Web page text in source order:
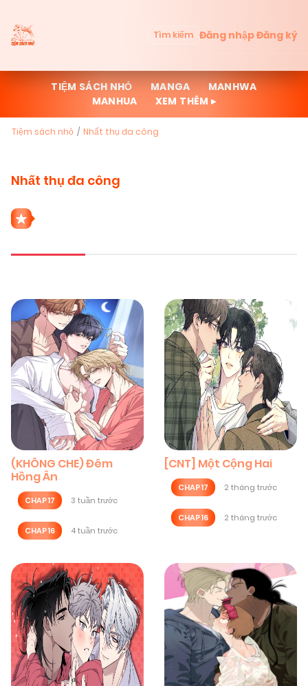
Tìm kiếm Đăng nhậpĐăng ký
TIỆM SÁCH NHỎ MANGA
MANHWA
MANHUA
XEM THÊM ▸
Tiệm sách nhỏ Nhất thụ đa công
Nhất thụ đa công
(KHÔNG CHE) Đêm
Hồng Ân
CHAP 17 3 tuần trước
CHAP 16 4 tuần trước
[CNT] Một Cộng Hai
CHAP 17 2 tháng trước
CHAP 16 2 tháng trước